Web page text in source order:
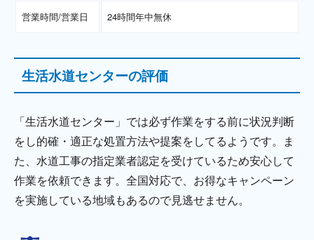
営業時間/営業日 24時間年中無休
生活水道センターの評価
「生活水道センター」では必ず作業をする前に状況判断
をし的確・適正な処置方法や提案をしてるようです。ま
た、水道工事の指定業者認定を受けているため安心して
作業を依頼できます。全国対応で、お得なキャンペーン
を実施している地域もあるので見逃せません。